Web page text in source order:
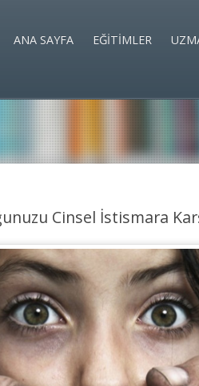
ANA SAYFA EĞİTİMLER
Cinsel İstismara